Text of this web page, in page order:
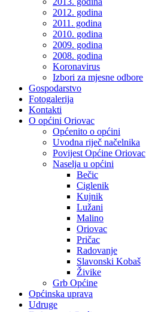
2012. godina
2011. godina
2010. godina
2009. godina
2008. godina
Koronavirus
Izbori za mjesne odbore
Gospodarstvo
Fotogalerija
Kontakti
O općini Oriovac
Općenito o općini
Uvodna riječ načelnika
Povijest Općine Oriovac
Naselja u općini
Bečic
Ciglenik
Kujnik
Lužani
Malino
Oriovac
Pričac
Radovanje
Slavonski Kobaš
Živike
Grb Općine
Općinska uprava
Udruge